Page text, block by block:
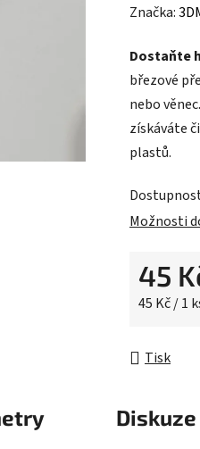
Značka:
Dostaňte
březové
nebo
získáváte
plastů.
Možnosti
45
Měrná
45 Kč / 1
Tisk
Diskuze